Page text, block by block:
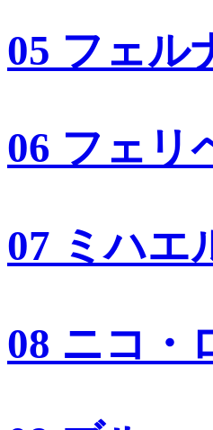
05 フェル
06 フェリ
07 ミハエ
08 ニコ・